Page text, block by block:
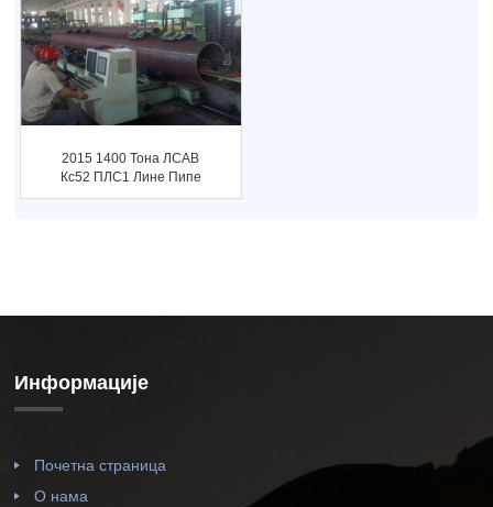
2015 1400 Тона ЛСАВ
Кс52 ПЛС1 Лине Пипе
Пројекат ...
Информације
Почетна страница
О нама